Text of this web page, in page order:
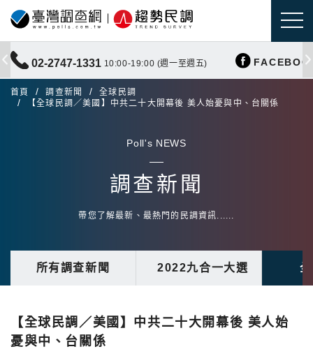
02-2747-1331 10:00-19:00 (週一至週五)
首頁 調查新聞
全球民調
【全球民調／美國】中共二十大開幕後 美人始憂與中、台關係
Poll's NEWS
調查新聞
帶您了解最新、最熱門的民調資訊......
所有調查新聞 2022九合一大選
【全球民調／美國】中共二十大開幕後 美人始
憂與中、台關係